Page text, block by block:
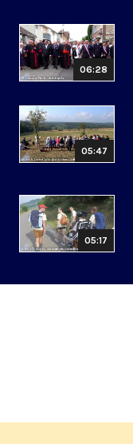
06:28
05:47
05:17